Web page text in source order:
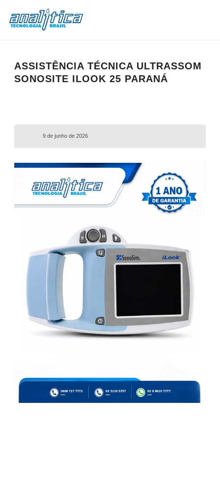
ASSISTÊNCIA TÉCNICA ULTRASSOM
SONOSITE ILOOK 25 PARANÁ
9 de junho de 2026